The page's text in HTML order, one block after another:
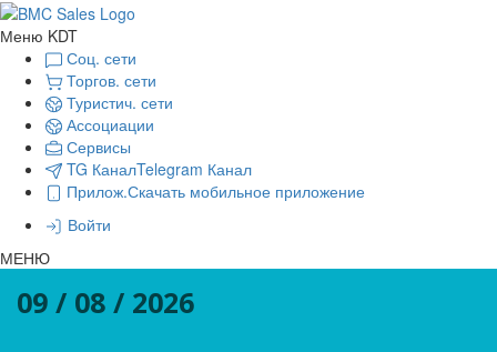
Меню KDT
Соц. сети
Торгов. сети
Туристич. сети
Ассоциации
Сервисы
TG КаналTelegram Канал
Прилож.Скачать мобильное приложение
Войти
МЕНЮ
09 / 08 / 2026